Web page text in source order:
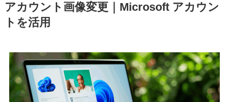
アカウント画像変更｜Microsoft アカウン
トを活用